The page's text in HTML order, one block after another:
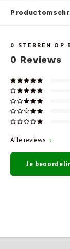
0 STERREN OP
0 Reviews
Alle reviews
Je